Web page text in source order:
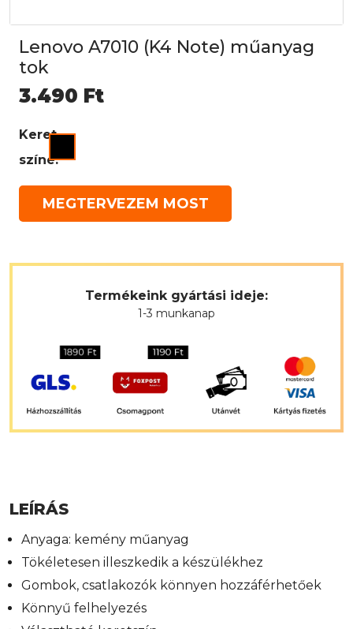
Lenovo A7010 (K4 Note) műanyag
tok
3.490 Ft
Keret
színe:
MEGTERVEZEM MOST
Termékeink gyártási ideje:
1-3 munkanap
LEÍRÁS
Anyaga: kemény műanyag
Tökéletesen illeszkedik a készülékhez
Gombok, csatlakozók könnyen hozzáférhetőek
Könnyű felhelyezés